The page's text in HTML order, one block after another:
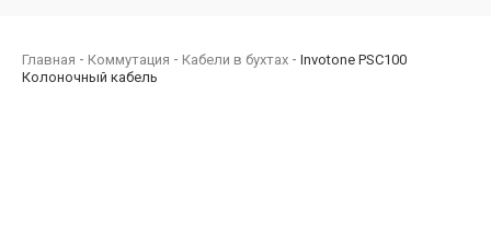
Главная Коммутация Кабели в бухтах
Invotone PSC100
Колоночный кабель